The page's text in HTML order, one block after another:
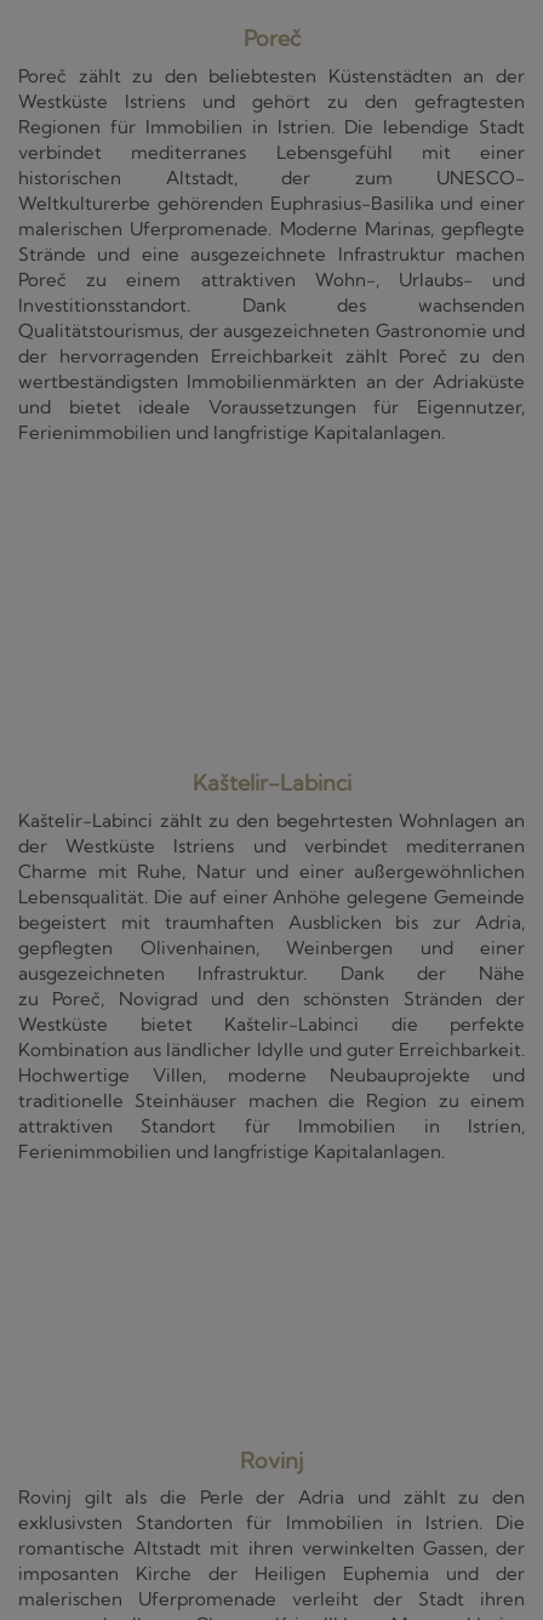
Poreč
Poreč zählt zu den beliebtesten Küstenstädten an der
Westküste Istriens und gehört zu den gefragtesten
Regionen für Immobilien in Istrien. Die lebendige Stadt
verbindet mediterranes Lebensgefühl mit einer
historischen Altstadt, der zum UNESCO-
Weltkulturerbe gehörenden Euphrasius-Basilika und einer
malerischen Uferpromenade. Moderne Marinas, gepflegte
Strände und eine ausgezeichnete Infrastruktur machen
Poreč zu einem attraktiven Wohn-, Urlaubs- und
Investitionsstandort. Dank des wachsenden
Qualitätstourismus, der ausgezeichneten Gastronomie und
der hervorragenden Erreichbarkeit zählt Poreč zu den
wertbeständigsten Immobilienmärkten an der Adriaküste
und bietet ideale Voraussetzungen für Eigennutzer,
Ferienimmobilien und langfristige Kapitalanlagen.
Kaštelir-Labinci
Kaštelir-Labinci zählt zu den begehrtesten Wohnlagen an
der Westküste Istriens und verbindet mediterranen
Charme mit Ruhe, Natur und einer außergewöhnlichen
Lebensqualität. Die auf einer Anhöhe gelegene Gemeinde
begeistert mit traumhaften Ausblicken bis zur Adria,
gepflegten Olivenhainen, Weinbergen und einer
ausgezeichneten Infrastruktur. Dank der Nähe
zu Poreč, Novigrad und den schönsten Stränden der
Westküste bietet Kaštelir-Labinci die perfekte
Kombination aus ländlicher Idylle und guter Erreichbarkeit.
Hochwertige Villen, moderne Neubauprojekte und
traditionelle Steinhäuser machen die Region zu einem
attraktiven Standort für Immobilien in Istrien,
Ferienimmobilien und langfristige Kapitalanlagen.
Rovinj
Rovinj gilt als die Perle der Adria und zählt zu den
exklusivsten Standorten für Immobilien in Istrien. Die
romantische Altstadt mit ihren verwinkelten Gassen, der
imposanten Kirche der Heiligen Euphemia und der
malerischen Uferpromenade verleiht der Stadt ihren